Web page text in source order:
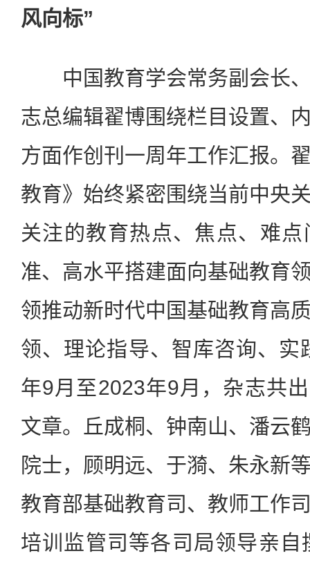
风向标”
中国教育学会常务副会长、
志总编辑翟博围绕栏目设置、
方面作创刊一周年工作汇报。
教育》始终紧密围绕当前中央
关注的教育热点、焦点、难
准、高水平搭建面向基础教育
领推动新时代中国基础教育高
领、理论指导、智库咨询、实
年9月至2023年9月，杂志共
文章。丘成桐、钟南山、潘云
院士，顾明远、于漪、朱永新
教育部基础教育司、教师工作
培训监管司等各司局领导亲